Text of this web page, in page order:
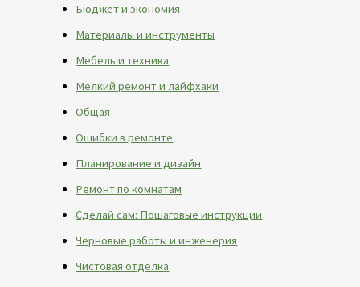
Бюджет и экономия
Материалы и инструменты
Мебель и техника
Мелкий ремонт и лайфхаки
Общая
Ошибки в ремонте
Планирование и дизайн
Ремонт по комнатам
Сделай сам: Пошаговые инструкции
Черновые работы и инженерия
Чистовая отделка